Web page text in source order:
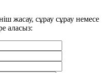
жасау, сұрау сұрау немесе
аласыз: